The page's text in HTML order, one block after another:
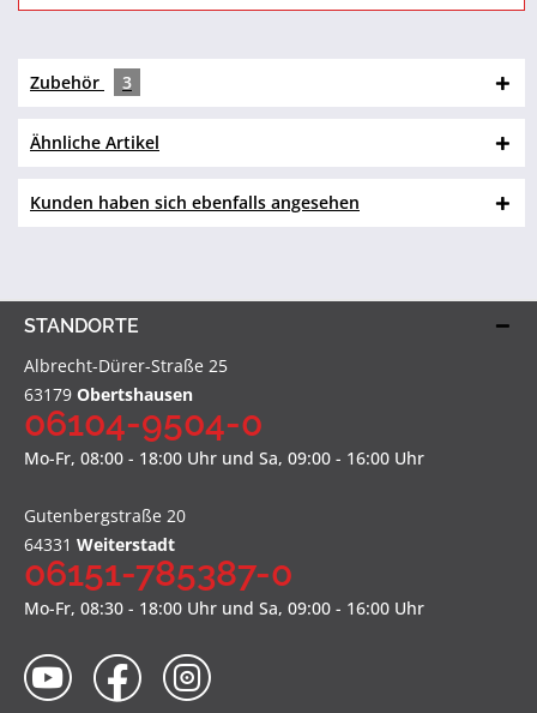
Zubehör 3
Ähnliche Artikel
Kunden haben sich ebenfalls angesehen
STANDORTE
Albrecht-Dürer-Straße 25
63179 Obertshausen
06104-9504-0
Mo-Fr, 08:00 - 18:00 Uhr und Sa, 09:00 - 16:00 Uhr
Gutenbergstraße 20
64331 Weiterstadt
06151-785387-0
Mo-Fr, 08:30 - 18:00 Uhr und Sa, 09:00 - 16:00 Uhr